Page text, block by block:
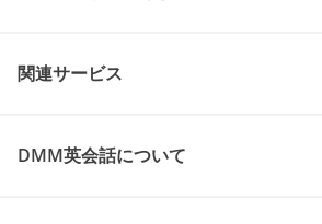
関連サービス
DMM英会話について